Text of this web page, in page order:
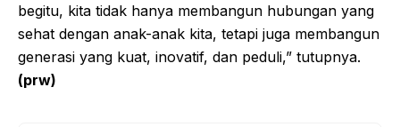
begitu, kita tidak hanya membangun hubungan yang
sehat dengan anak-anak kita, tetapi juga membangun
generasi yang kuat, inovatif, dan peduli,” tutupnya.
(prw)